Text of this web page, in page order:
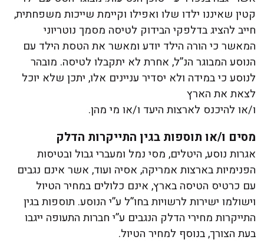
קטין שאיננו ילדו שלו ואפילו וקיימת שייכות משפחתית,
חייב להציג בדלפקי הבידוק לטיסה מסמך נוטריוני
המאשר כי הורה הילד יודע ומאשר את הטסת הילד עם
הנוסע המבוגר הנ”ל, אחרת לא יתקבלו לטיסה. מובהר
לנוסע כי במידה ולא יסדיר עניינים אלו, יתכן שלא יוכל
לצאת את הארץ
ו/או להיכנס לארצות היעד ו/או מי מהן.
מסים ו/או תוספות בגין התייקרות הדלק
אגרות נוסע, היטלים, מסי נמל ומעברי גבול ובטיסות
הפנימיות בארצות אמריקה, אסיה ועוד, אשר אינם נגבים
עם כרטיס הטיסה בארץ, אינם כלולים במחיר הטיול
וישולמו ישירות לרשויות בחו”ל ע”י הנוסע. תוספות בגין
התייקרות מחירי הדלק הנגבים ע”י חברות התעופה ייגבו
בעת הצורך, בנוסף למחיר הטיול.